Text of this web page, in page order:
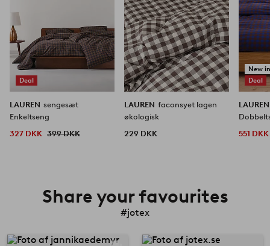
Deal
LAUREN sengesæt
Enkeltseng
327 DKK 399 DKK
LAUREN faconsyet lagen
økologisk
229 DKK
New
Deal
551 DKK
Share your favourites
#jotex